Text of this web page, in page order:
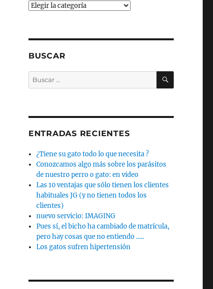
Categorías
BUSCAR
Buscar
por:
BUSCAR
ENTRADAS RECIENTES
¿Tiene su gato todo lo que necesita ?
Conozcamos algo más sobre los parásitos
de nuestro perro o gato: en video
Las 10 ventajas que sólo tienen los clientes
habituales JG (y no tienen todos los
clientes)
nuevo servicio: IMAGING
Pues sí, el bicho ha cambiado de matrícula,
pero hay cosas que no entiendo …..
Los gatos sufren hipertensión